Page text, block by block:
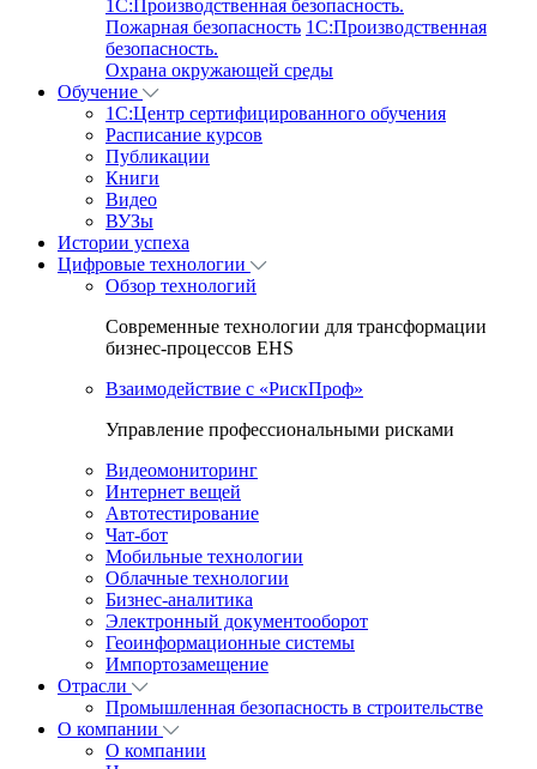
1C:Производственная безопасность.
Пожарная безопасность 1C:Производственная
безопасность.
Охрана окружающей среды
Обучение
1C:Центр сертифицированного обучения
Расписание курсов
Публикации
Книги
Видео
ВУЗы
Истории успеха
Цифровые технологии
Обзор технологий
Современные технологии для трансформации
бизнес-процессов EHS
Взаимодействие с «РискПроф»
Управление профессиональными рисками
Видеомониторинг
Интернет вещей
Автотестирование
Чат-бот
Мобильные технологии
Облачные технологии
Бизнес-аналитика
Электронный документооборот
Геоинформационные системы
Импортозамещение
Отрасли
Промышленная безопасность в строительстве
О компании
О компании